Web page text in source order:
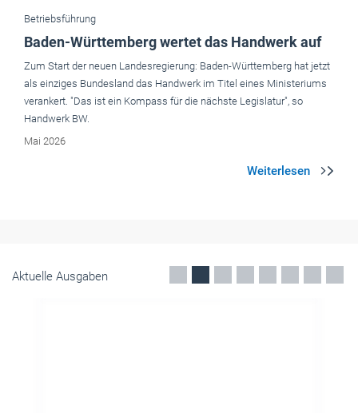
Handwerk BW.
Mai 2026